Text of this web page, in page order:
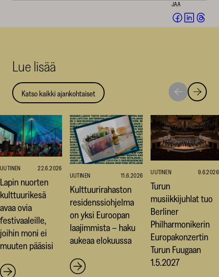
JAA
Jaa Jaa
Lue lisää
Katso kaikki ajankohtaiset
Siirry
seuraavaan
Siirry
UUTINEN 22.6.2026
Lapin nuorten
kulttuurikesä
avaa ovia
festivaaleille,
joihin moni ei
muuten pääsisi
UUTINEN 11.6.2026
Kulttuurirahaston
residenssiohjelma
on yksi Euroopan
laajimmista – haku
aukeaa elokuussa
UUTINEN 9.6.2026
Turun
musiikkijuhlat tuo
Berliner
Philharmonikerin
Europakonzertin
Turun Fuugaan
1.5.2027